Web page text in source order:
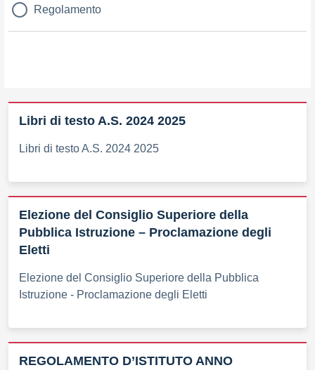
Regolamento
Libri di testo A.S. 2024 2025
Libri di testo A.S. 2024 2025
Elezione del Consiglio Superiore della
Pubblica Istruzione – Proclamazione degli
Eletti
Elezione del Consiglio Superiore della Pubblica
Istruzione - Proclamazione degli Eletti
REGOLAMENTO D’ISTITUTO ANNO